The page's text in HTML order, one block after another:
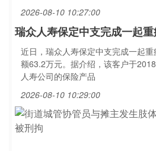
2026-08-10 10:27:00
瑞众人寿保定中支完成一起
近日，瑞众人寿保定中支完成一起
额63.2万元。据介绍，该客户于
人寿公司的保险产品
2026-08-10 10:29:00